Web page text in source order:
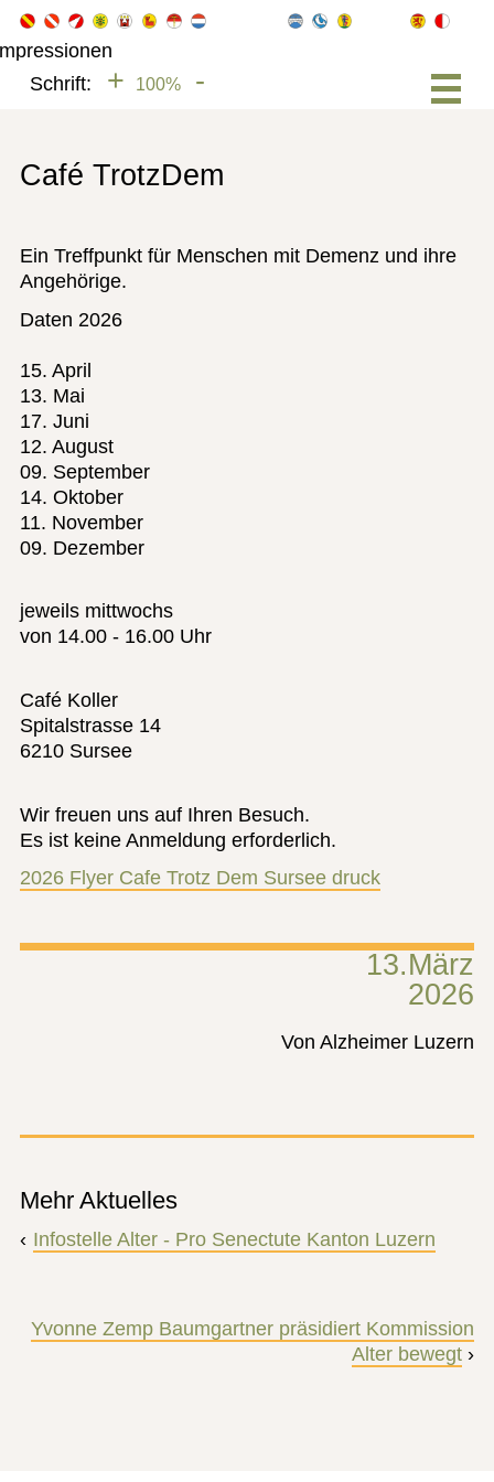
Schrift: + 100% -
Café TrotzDem
Ein Treffpunkt für Menschen mit Demenz und ihre
Angehörige.
Daten 2026
15. April
13. Mai
17. Juni
12. August
09. September
14. Oktober
11. November
09. Dezember
jeweils mittwochs
von 14.00 - 16.00 Uhr
Café Koller
Spitalstrasse 14
6210 Sursee
Wir freuen uns auf Ihren Besuch.
Es ist keine Anmeldung erforderlich.
2026 Flyer Cafe Trotz Dem Sursee druck
13.März
2026
Von Alzheimer Luzern
Mehr Aktuelles
‹ Infostelle Alter - Pro Senectute Kanton Luzern
Yvonne Zemp Baumgartner präsidiert Kommission
Alter bewegt ›